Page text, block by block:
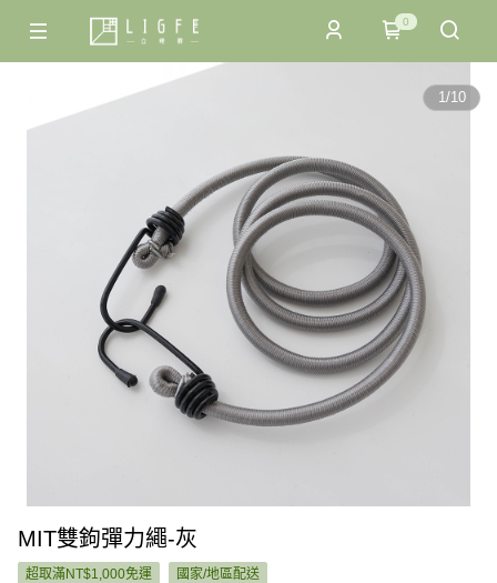
0
1/10
MIT雙鉤彈力繩-灰
超取滿NT$1,000免運 國家/地區配送